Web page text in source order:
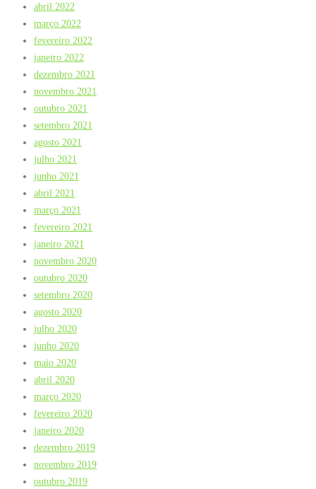
abril 2022
março 2022
fevereiro 2022
janeiro 2022
dezembro 2021
novembro 2021
outubro 2021
setembro 2021
agosto 2021
julho 2021
junho 2021
abril 2021
março 2021
fevereiro 2021
janeiro 2021
novembro 2020
outubro 2020
setembro 2020
agosto 2020
julho 2020
junho 2020
maio 2020
abril 2020
março 2020
fevereiro 2020
janeiro 2020
dezembro 2019
novembro 2019
outubro 2019